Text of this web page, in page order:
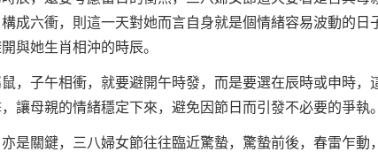
成六衝，則這一天對她而言自身就是個情緒容易波動的日
與她生肖相沖的時辰。
鼠，子午相衝，就要避開午時發，而是要選在辰時或申時，
讓母親的情緒穩定下來，避免因節日而引發不必要的爭執。
是關鍵，三八婦女節往往臨近驚蟄，驚蟄前後，春雷乍動